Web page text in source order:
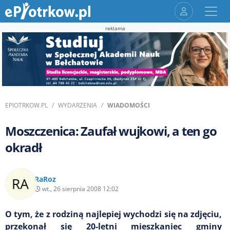
reklama
EPIOTRKOW.PL WYDARZENIA WIADOMOŚCI
Moszczenica: Zaufał wujkowi, a ten go
okradł
RaRoz
wt., 26 sierpnia 2008 12:02
O tym, że z rodziną najlepiej wychodzi się na zdjęciu,
przekonał się 20-letni mieszkaniec gminy